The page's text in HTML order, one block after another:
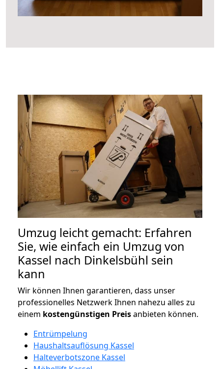
Umzug leicht gemacht: Erfahren
Sie, wie einfach ein Umzug von
Kassel nach Dinkelsbühl sein
kann
Wir können Ihnen garantieren, dass unser
professionelles Netzwerk Ihnen nahezu alles zu
einem kostengünstigen Preisanbieten können.
Entrümpelung
Haushaltsauflösung Kassel
Halteverbotszone Kassel